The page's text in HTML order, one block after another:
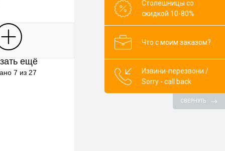
корзину
К сравнению
ещё
7 из 27
Столешницы со
скидкой 10-80%
Что с моим заказом?
Извини-перезвони /
Sorry - call back
СВЕРНУТЬ